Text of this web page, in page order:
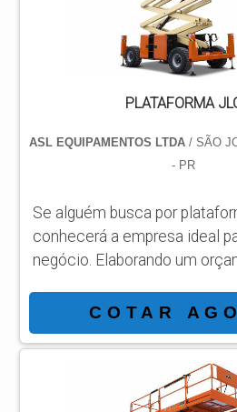
plataformas elevatórias
PLATAFORMA
ASL EQUIPAMENTOS LTDA/ SÃO
- PR
Se alguém busca por
conhecerá a empresa ideal
negócio. Elaborando um
conhecendo a líder da área de
importante lembrar que o
sempre ser adquirido com
especializadas no segmento.
cuidado ajuda a garantir a
COTAR